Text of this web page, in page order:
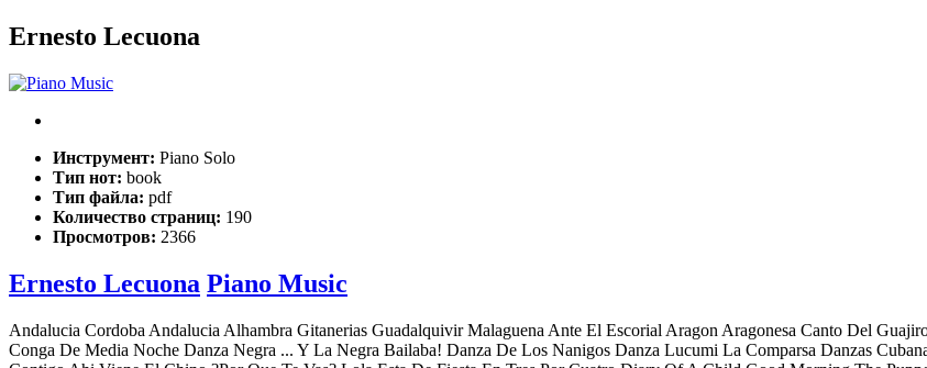
Ernesto Lecuona
Инструмент: Piano Solo
Тип нот: book
Тип файла: pdf
Количество страниц: 190
Просмотров: 2366
Ernesto Lecuona Piano Music
Andalucia Cordoba Andalucia Alhambra Gitanerias Guadalquivir Malaguena Ante El Escorial Aragon Aragonesa Canto Del
Conga De Media Noche Danza Negra ... Y La Negra Bailaba! Danza De Los Nanigos Danza Lucumi La Comparsa Danzas